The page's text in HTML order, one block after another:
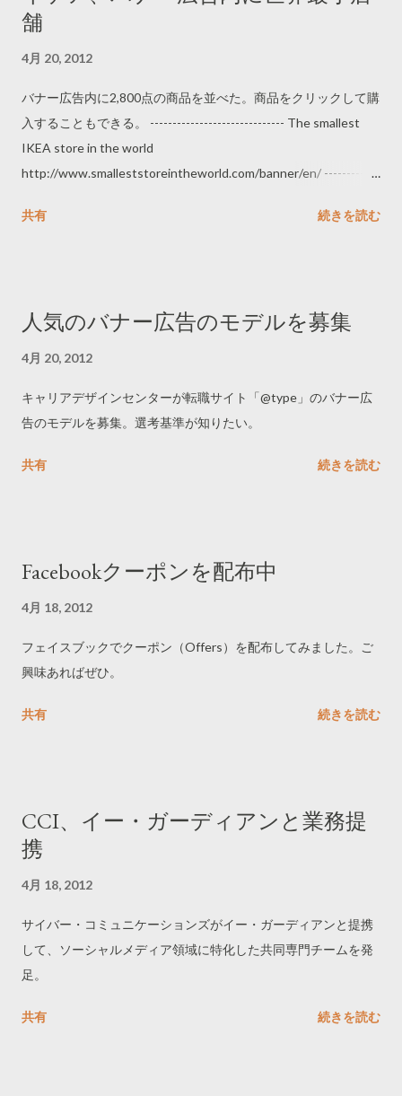
舗
4月 20, 2012
バナー広告内に2,800点の商品を並べた。商品をクリックして購
入することもできる。 ------------------------------ The smallest
IKEA store in the world
http://www.smalleststoreintheworld.com/banner/en/ ------------
共有
続きを読む
人気のバナー広告のモデルを募集
4月 20, 2012
キャリアデザインセンターが転職サイト「@type」のバナー広
告のモデルを募集。選考基準が知りたい。
共有 続きを読む
Facebookクーポンを配布中
4月 18, 2012
フェイスブックでクーポン（Offers）を配布してみました。ご
興味あればぜひ。
共有 続きを読む
CCI、イー・ガーディアンと業務提
携
4月 18, 2012
サイバー・コミュニケーションズがイー・ガーディアンと提携
して、ソーシャルメディア領域に特化した共同専門チームを発
足。
共有 続きを読む